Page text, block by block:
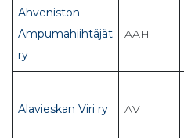
Ahveniston
Ampumahiihtäjät
ry
AAH
Alavieskan Viri ry AV